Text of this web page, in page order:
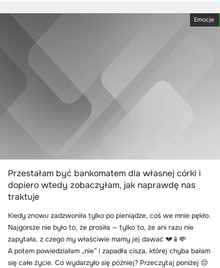
Emocje
Przestałam być bankomatem dla własnej córki i
dopiero wtedy zobaczyłam, jak naprawdę nas
traktuje
Kiedy znowu zadzwoniła tylko po pieniądze, coś we mnie pękło.
Najgorsze nie było to, że prosiła — tylko to, że ani razu nie
zapytała, z czego my właściwie mamy jej dawać 💔📱💸
A potem powiedziałam „nie” i zapadła cisza, której chyba bałam
się całe życie. Co wydarzyło się później? Przeczytaj poniżej 😔